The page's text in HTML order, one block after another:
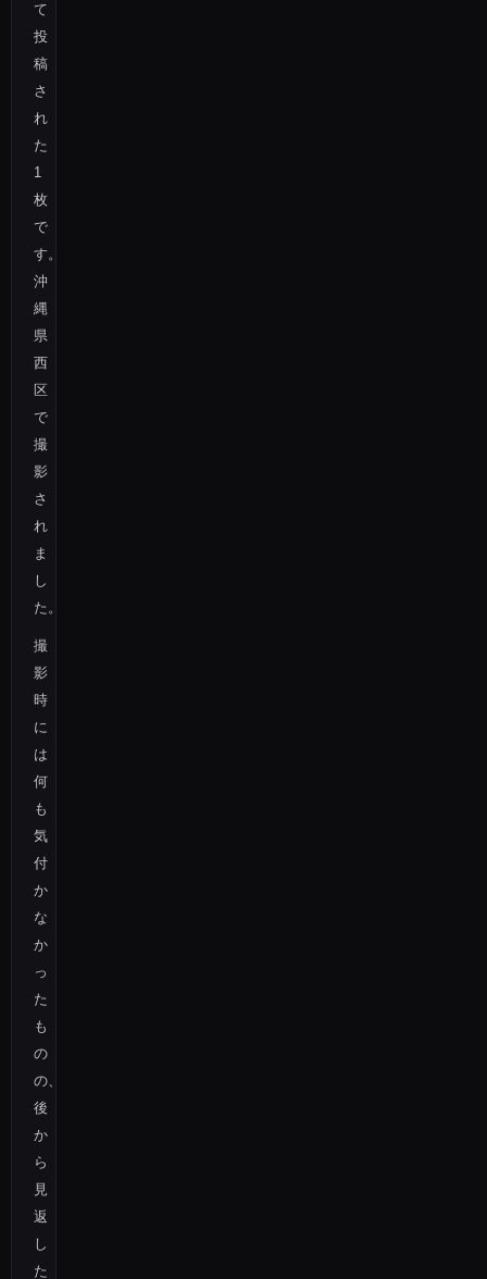
て
投
稿
さ
れ
た
1
枚
で
す。
沖
縄
県
西
区
で
撮
影
さ
れ
ま
し
た。
撮
影
時
に
は
何
も
気
付
か
な
か
っ
た
も
の
の、
後
か
ら
見
返
し
た